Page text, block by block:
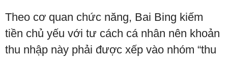
Theo cơ quan chức năng, Bai Bing kiếm
tiền chủ yếu với tư cách cá nhân nên khoản
thu nhập này phải được xếp vào nhóm “thu